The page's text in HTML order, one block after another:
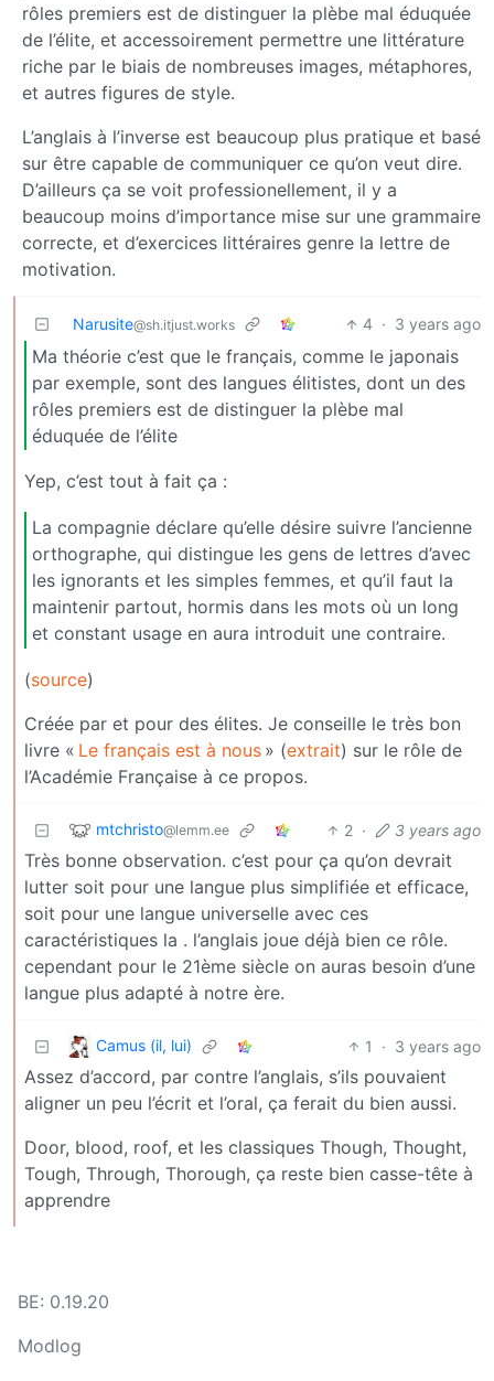
rôles premiers est de distinguer la plèbe mal éduquée
de l’élite, et accessoirement permettre une littérature
riche par le biais de nombreuses images, métaphores,
et autres figures de style.
L’anglais à l’inverse est beaucoup plus pratique et basé
sur être capable de communiquer ce qu’on veut dire.
D’ailleurs ça se voit professionellement, il y a
beaucoup moins d’importance mise sur une grammaire
correcte, et d’exercices littéraires genre la lettre de
motivation.
Narusite@sh.itjust.works 4 · 3 years ago
Ma théorie c’est que le français, comme le japonais
par exemple, sont des langues élitistes, dont un des
rôles premiers est de distinguer la plèbe mal
éduquée de l’élite
Yep, c’est tout à fait ça :
La compagnie déclare qu’elle désire suivre l’ancienne
orthographe, qui distingue les gens de lettres d’avec
les ignorants et les simples femmes, et qu’il faut la
maintenir partout, hormis dans les mots où un long
et constant usage en aura introduit une contraire.
(source)
Créée par et pour des élites. Je conseille le très bon
livre « Le français est à nous » (extrait) sur le rôle de
l’Académie Française à ce propos.
mtchristo@lemm.ee 2 · 3 years ago
Très bonne observation. c’est pour ça qu’on devrait
lutter soit pour une langue plus simplifiée et efficace,
soit pour une langue universelle avec ces
caractéristiques la . l’anglais joue déjà bien ce rôle.
cependant pour le 21ème siècle on auras besoin d’une
langue plus adapté à notre ère.
Camus (il, lui) 1 · 3 years ago
Assez d’accord, par contre l’anglais, s’ils pouvaient
aligner un peu l’écrit et l’oral, ça ferait du bien aussi.
Door, blood, roof, et les classiques Though, Thought,
Tough, Through, Thorough, ça reste bien casse-tête à
apprendre
BE: 0.19.20
Modlog